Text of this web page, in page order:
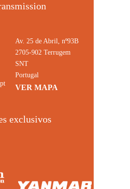
Av. 25 de Abril, nº93B
2705-902 Terrugem
SNT
Portugal
VER MAPA
exclusivos